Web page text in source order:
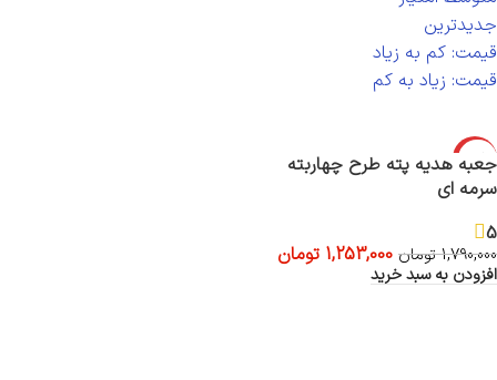
جدیدترین
قیمت: کم به زیاد
قیمت: زیاد به کم
-30%
جعبه هدیه پته طرح چهاربته
سرمه ای
5
1,790,000 تومان 1,253,000 تومان
افزودن به سبد خرید